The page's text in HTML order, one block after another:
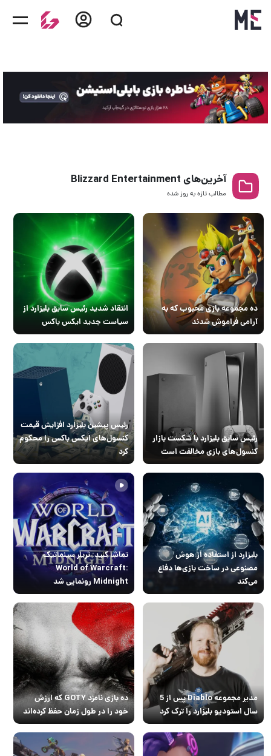
آخرین‌های Blizzard Entertainment
مطالب تازه به روز‌ شده
ده مجموعه بازی محبوب که به
آرامی فراموش شدند
انتقاد شدید رئیس سابق بلیزارد از
سیاست جدید ایکس باکس
رئیس سابق بلیزارد با شکست بازار
کنسول‌های بازی مخالفت است
رئیس پیشین بلیزارد افزایش قیمت
کنسول‌های ایکس باکس را محکوم
کرد
بلیزارد از استفاده از هوش
مصنوعی در ساخت بازی‌ها دفاع
می‌کند
تماشا کنید: تریلر سینماتیک
World of Warcraft:
Midnight رونمایی شد
مدیر مجموعه Diablo پس از 5
سال استودیو بلیزارد را ترک کرد
ده بازی نامزد GOTY که ارزش
خود را در طول زمان حفظ کرده‌اند